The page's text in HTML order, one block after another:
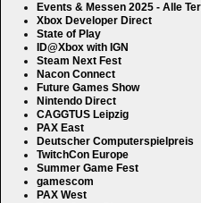
Events & Messen 2025 - Alle
Xbox Developer Direct
State of Play
ID@Xbox with IGN
Steam Next Fest
Nacon Connect
Future Games Show
Nintendo Direct
CAGGTUS Leipzig
PAX East
Deutscher Computerspielpreis
TwitchCon Europe
Summer Game Fest
gamescom
PAX West